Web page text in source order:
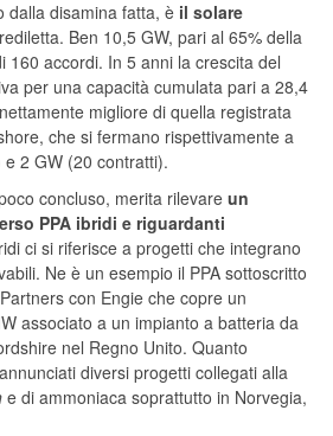
dalla disamina fatta, è il solare
Ben 10,5 GW, pari al 65% della
160 accordi. In 5 anni la crescita del
per una capacità cumulata pari a 28,4
migliore di quella registrata
che si fermano rispettivamente a
2 GW (20 contratti).
concluso, merita rilevare un
PPA ibridi e riguardanti
ci si riferisce a progetti che integrano
Ne è un esempio il PPA sottoscritto
con Engie che copre un
associato a un impianto a batteria da
nel Regno Unito. Quanto
diversi progetti collegati alla
e di ammoniaca soprattutto in Norvegia,